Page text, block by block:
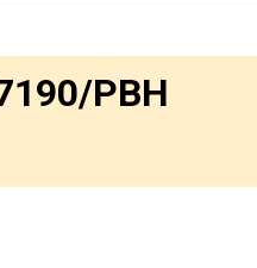
PBH